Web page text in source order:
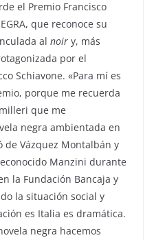
el Premio Francisco
que reconoce su
al noir y, más
por el
Schiavone. «Para mí es
porque me recuerda
que me
negra ambientada en
de Vázquez Montalbán y
Manzini durante
la Fundación Bancaja y
la situación social y
es Italia es dramática.
negra hacemos